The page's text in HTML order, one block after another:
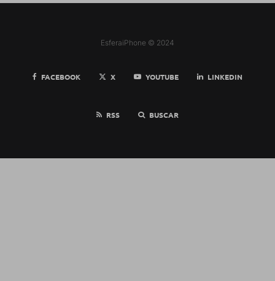
EsferaiPhone © 2024
FACEBOOK X YOUTUBE LINKEDIN
RSS BUSCAR